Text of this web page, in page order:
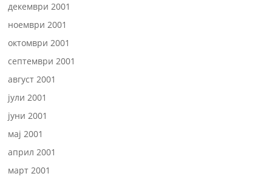
декември 2001
ноември 2001
октомври 2001
септември 2001
август 2001
јули 2001
јуни 2001
мај 2001
април 2001
март 2001